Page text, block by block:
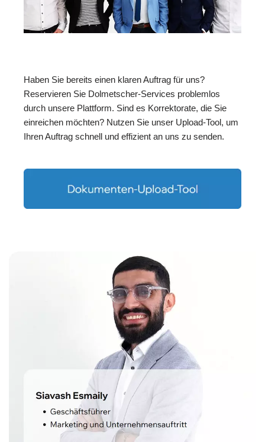
Haben Sie bereits einen klaren Auftrag für uns?
Reservieren Sie Dolmetscher-Services problemlos
durch unsere Plattform. Sind es Korrektorate, die Sie
einreichen möchten? Nutzen Sie unser Upload-Tool, um
Ihren Auftrag schnell und effizient an uns zu senden.